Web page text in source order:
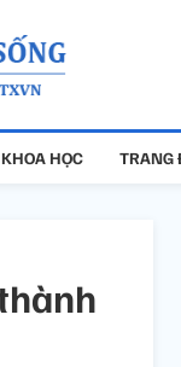
KHOA HỌC TRANG